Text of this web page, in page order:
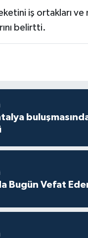
iş ortakları ve
belirtti.
Bugün Vefat